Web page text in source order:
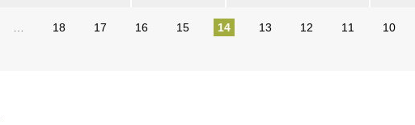
10
11
12
13
14
15
16
17
18